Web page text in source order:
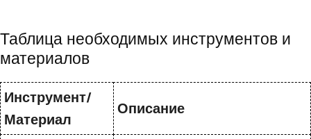
Таблица необходимых инструментов и
материалов
Инструмент/
Материал
Описание